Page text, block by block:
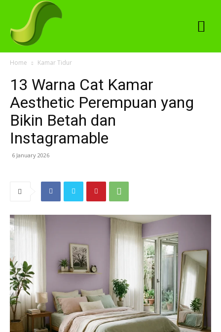
Home Kamar Tidur
13 Warna Cat Kamar
Aesthetic Perempuan yang
Bikin Betah dan
Instagramable
6 January 2026